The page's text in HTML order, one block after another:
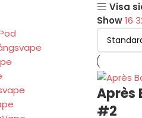
Visa
Show16
Après
#2